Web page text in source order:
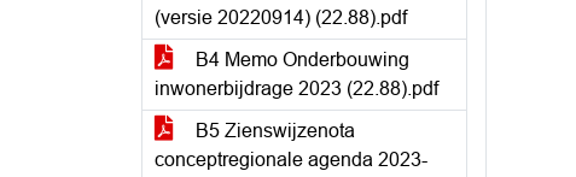
(versie 20220914) (22.88).pdf
B4 Memo Onderbouwing
inwonerbijdrage 2023 (22.88).pdf
B5 Zienswijzenota
conceptregionale agenda 2023-